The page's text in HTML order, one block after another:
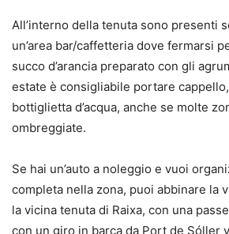
All’interno della tenuta sono presenti
un’area bar/caffetteria dove fermarsi
succo d’arancia preparato con gli
estate è consigliabile portare
bottiglietta d’acqua, anche se molte
ombreggiate.
Se hai un’auto a noleggio e vuoi
completa nella zona, puoi abbinare la
la vicina tenuta di Raixa, con una
con un giro in barca da Port de Sóller